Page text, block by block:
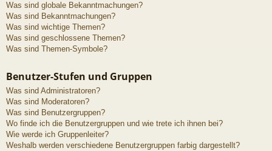
Was sind globale Bekanntmachungen?
Was sind Bekanntmachungen?
Was sind wichtige Themen?
Was sind geschlossene Themen?
Was sind Themen-Symbole?
Benutzer-Stufen und Gruppen
Was sind Administratoren?
Was sind Moderatoren?
Was sind Benutzergruppen?
Wo finde ich die Benutzergruppen und wie trete ich ihnen bei?
Wie werde ich Gruppenleiter?
Weshalb werden verschiedene Benutzergruppen farbig dargestellt?